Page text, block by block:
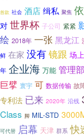
首款 社会 酒店 缉私 聚焦
对 世界杯 子公司 紧紧
绘 2018年 一张 黑龙江
鲜 在家 没有镜跟 场上
年 企业海 万能 管理部
巨擘 寰宇 可 数据传输 故
专利法 已来 2020年 沿线
Class 脚 MIL-STD
可代替 启幕 天津 群系 快